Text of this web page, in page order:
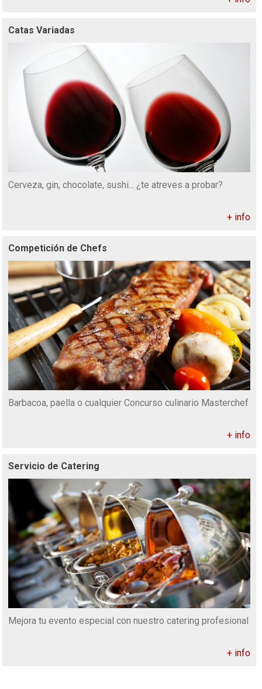
Catas Variadas
Cerveza, gin, chocolate, sushi... ¿te atreves a probar?
+ info
Competición de Chefs
Barbacoa, paella o cualquier Concurso culinario Masterchef
+ info
Servicio de Catering
Mejora tu evento especial con nuestro catering profesional
+ info